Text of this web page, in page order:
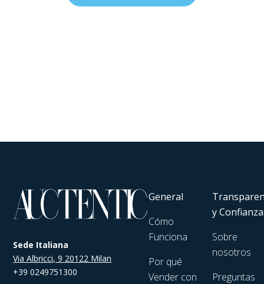
Sede Italiana
Via Albricci, 9 20122 Milan
+39 0249751300
General
Cómo
Funciona
Por qué
Vender con
y Confianza
Sobre
nosotros
Preguntas